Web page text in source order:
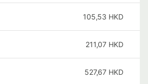
105,53 HKD
211,07 HKD
527,67 HKD